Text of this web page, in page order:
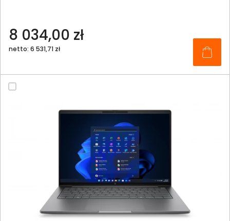
8 034,00 zł
netto: 6 531,71 zł